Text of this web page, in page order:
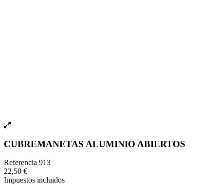
CUBREMANETAS ALUMINIO ABIERTOS
Referencia 913
22,50 €
Impuestos incluidos